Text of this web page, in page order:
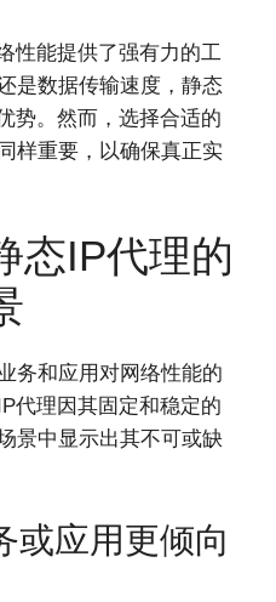
性能提供了强有力的工
是数据传输速度，静态
势。然而，选择合适的
样重要，以确保真正实
态IP代理的
务和应用对网络性能的
代理因其固定和稳定的
景中显示出其不可或缺
或应用更倾向